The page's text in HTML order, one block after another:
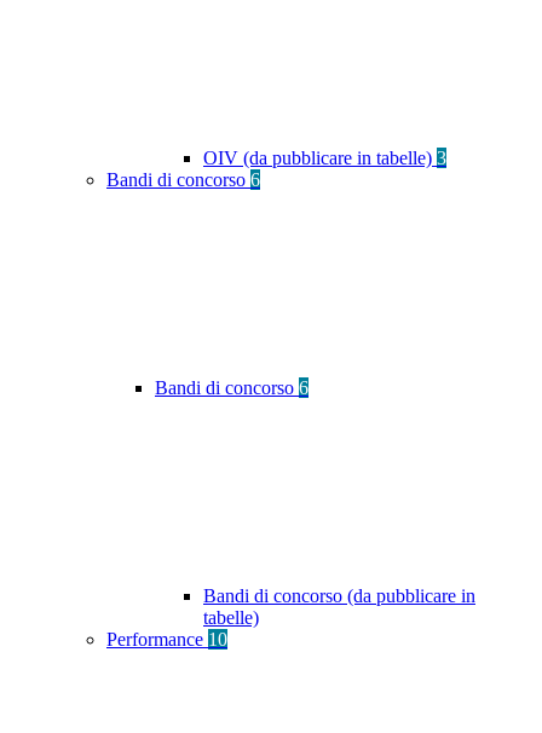
OIV (da pubblicare in tabelle) 3
Bandi di concorso 6
Bandi di concorso 6
Bandi di concorso (da pubblicare in
tabelle)
Performance 10